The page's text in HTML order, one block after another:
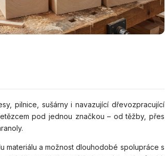
pilnice, sušárny i navazující dřevozpracující
pod jednou značkou – od těžby, přes
materiálu a možnost dlouhodobé spolupráce s